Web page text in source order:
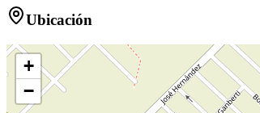
Ubicación
+
−